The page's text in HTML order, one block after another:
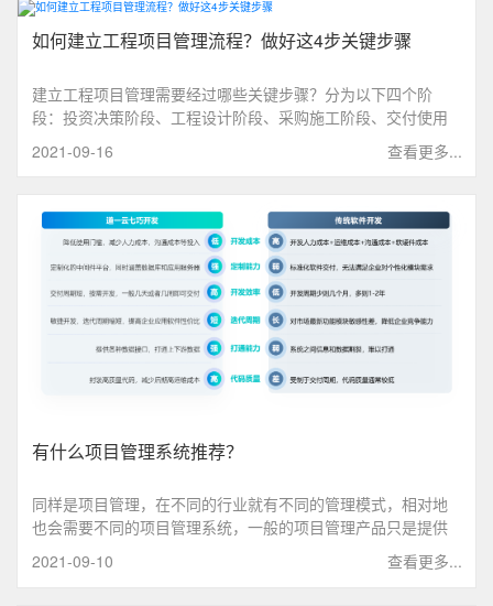
如何建立工程项目管理流程？做好这4步关键步骤
建立工程项目管理需要经过哪些关键步骤？分为以下四个阶
段：投资决策阶段、工程设计阶段、采购施工阶段、交付使用
阶段。接下来我介绍一下具体的的工程项目管理都有哪些过
程，以及有什么项目管理软件能帮助企业进行工程项目管理。
查看更多...
2021-09-16
有什么项目管理系统推荐？
同样是项目管理，在不同的行业就有不同的管理模式，相对地
也会需要不同的项目管理系统，一般的项目管理产品只是提供
了一些标准的模块，并不能很好的覆盖该企业真正的项目管理
需求，而道一云七巧可以自己搭建项目管理系统，匹配企业自
查看更多...
2021-09-10